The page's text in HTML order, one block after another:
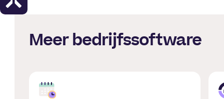
Meer bedrijfssoftware